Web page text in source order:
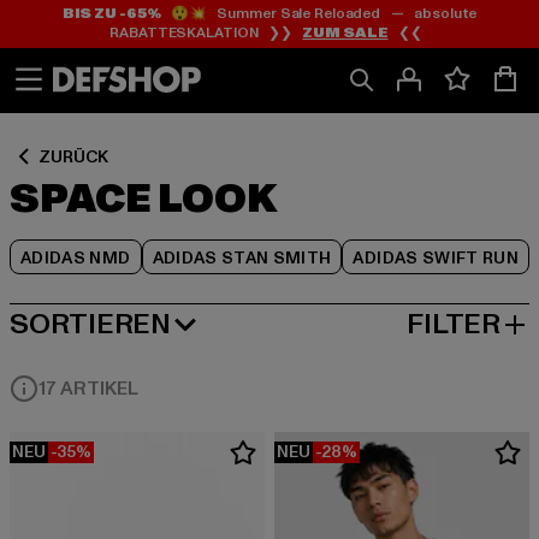
Zum
Inhalt
springen
Zum
Fußzeile
springen
BIS ZU -65%😲💥 Summer Sale Reloaded — absolute
RABATTESKALATION ❯❯ ZUM SALE ❮❮
ZURÜCK
SPACE LOOK
ADIDAS NMD ADIDAS STAN SMITH ADIDAS SWIFT RUN
Zum
Produktraster
springen
SORTIEREN
BELIEBTESTE FILTER
17 ARTIKEL
NEU -35% NEU -28%